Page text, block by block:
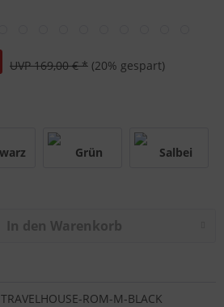
UVP 169,00 € * (20% gespart)
In den Warenkorb
TRAVELHOUSE-ROM-M-BLACK